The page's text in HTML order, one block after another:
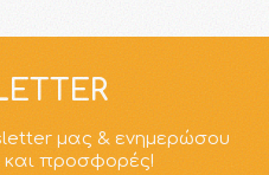
μας & ενημερώσου
προσφορές!